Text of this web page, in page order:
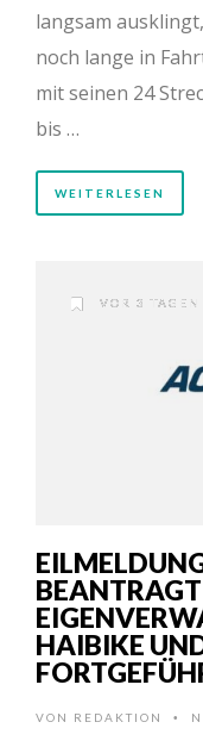
langsam
noch lange in
mit seinen 24
bis …
WEITERLESEN
VOR 3 TAGEN
BEANTRAGT
HAIBIKE
VON REDAKTION •